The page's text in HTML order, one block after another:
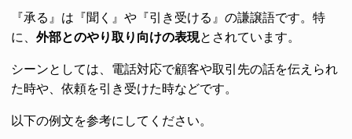
『承る』は『聞く』や『引き受ける』の謙譲語です。特
に、 外部とのやり取り向けの表現とされています。
シーンとしては、電話対応で顧客や取引先の話を伝えられ
た時や、依頼を引き受けた時などです。
以下の例文を参考にしてください。